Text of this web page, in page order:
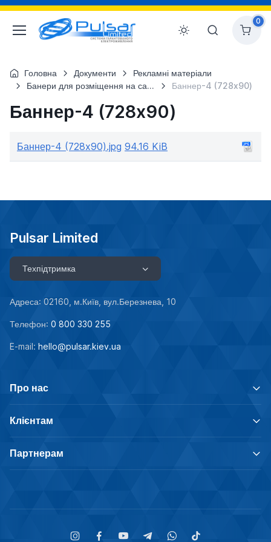
0
Головна Документи
Рекламні матеріали
Банери для розміщення на сайтах
Баннер-4 (728x90)
Баннер-4 (728x90)
Баннер-4 (728x90).jpg 94.16 KiB
Pulsar Limited
Техпідтримка
Адреса: 02160, м.Київ, вул.Березнева, 10
Телефон: 0 800 330 255
E-mail: hello@pulsar.kiev.ua
Про нас
Клієнтам
Партнерам